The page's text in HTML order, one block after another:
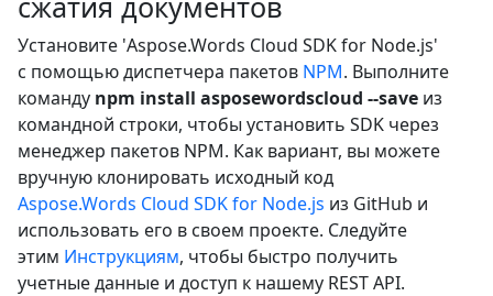
Установите 'Aspose.Words Cloud SDK for Node.js'
с помощью диспетчера пакетов NPM. Выполните
команду npm install asposewordscloud --save из
командной строки, чтобы установить SDK через
менеджер пакетов NPM. Как вариант, вы можете
вручную клонировать исходный код
Aspose.Words Cloud SDK for Node.js из GitHub и
использовать его в своем проекте. Следуйте
этим Инструкциям, чтобы быстро получить
учетные данные и доступ к нашему REST API.